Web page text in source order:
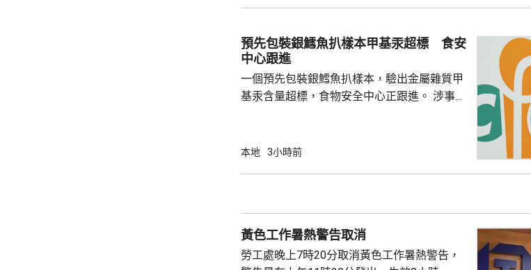
因」的藥劑製品，2名分別36和40歲男子涉嫌
非法管有未經註冊藥劑製品和第1部毒藥等被
預先包裝銀鱈魚扒樣本甲基汞超標 食安
中心跟進
一個預先包裝銀鱈魚扒樣本，驗出金屬雜質甲
基汞含量超標，食物安全中心正跟進。 涉事產
日。中心透過恆常食物監測計劃，從一個網上
下架，進口商亦正按中心指示回收，正追查...
本地 3小時前
黃色工作暑熱警告取消
勞工處晚上7時20分取消黃色工作暑熱警告，